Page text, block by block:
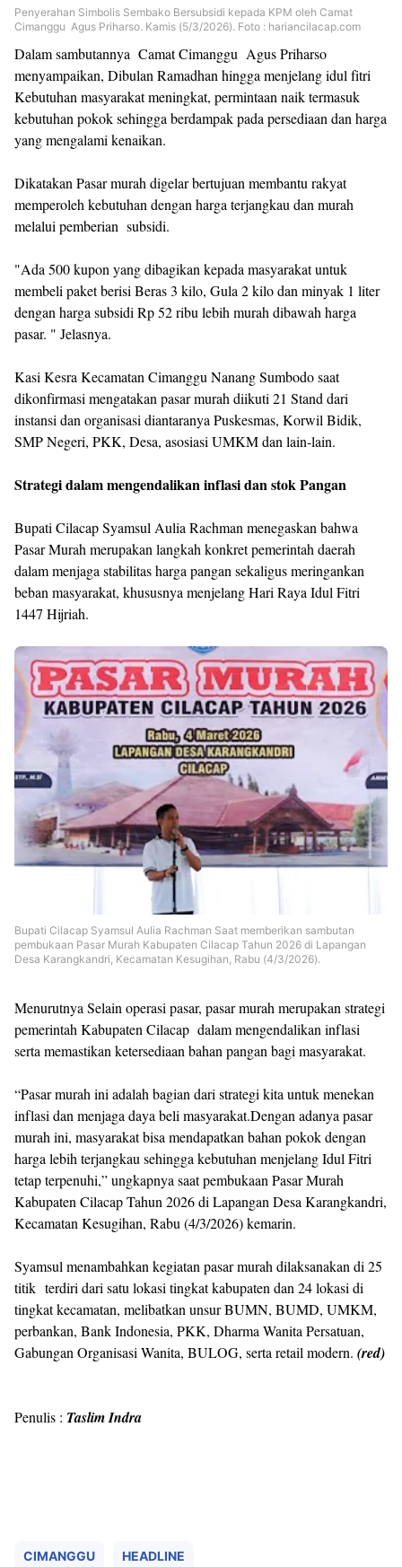
Penyerahan Simbolis Sembako Bersubsidi kepada KPM oleh Camat
Cimanggu Agus Priharso. Kamis (5/3/2026). Foto : hariancilacap.com
Dalam sambutannya Camat Cimanggu Agus Priharso
menyampaikan, Dibulan Ramadhan hingga menjelang idul fitri
Kebutuhan masyarakat meningkat, permintaan naik termasuk
kebutuhan pokok sehingga berdampak pada persediaan dan harga
yang mengalami kenaikan.
Dikatakan Pasar murah digelar bertujuan membantu rakyat
memperoleh kebutuhan dengan harga terjangkau dan murah
melalui pemberian subsidi.
"Ada 500 kupon yang dibagikan kepada masyarakat untuk
membeli paket berisi Beras 3 kilo, Gula 2 kilo dan minyak 1 liter
dengan harga subsidi Rp 52 ribu lebih murah dibawah harga
pasar. " Jelasnya.
Kasi Kesra Kecamatan Cimanggu Nanang Sumbodo saat
dikonfirmasi mengatakan pasar murah diikuti 21 Stand dari
instansi dan organisasi diantaranya Puskesmas, Korwil Bidik,
SMP Negeri, PKK, Desa, asosiasi UMKM dan lain-lain.
Strategi dalam mengendalikan inflasi dan stok Pangan
Bupati Cilacap Syamsul Aulia Rachman menegaskan bahwa
Pasar Murah merupakan langkah konkret pemerintah daerah
dalam menjaga stabilitas harga pangan sekaligus meringankan
beban masyarakat, khususnya menjelang Hari Raya Idul Fitri
1447 Hijriah.
Bupati Cilacap Syamsul Aulia Rachman Saat memberikan sambutan
pembukaan Pasar Murah Kabupaten Cilacap Tahun 2026 di Lapangan
Desa Karangkandri, Kecamatan Kesugihan, Rabu (4/3/2026).
Menurutnya Selain operasi pasar, pasar murah merupakan strategi
pemerintah Kabupaten Cilacap dalam mengendalikan inflasi
serta memastikan ketersediaan bahan pangan bagi masyarakat.
“Pasar murah ini adalah bagian dari strategi kita untuk menekan
inflasi dan menjaga daya beli masyarakat.Dengan adanya pasar
murah ini, masyarakat bisa mendapatkan bahan pokok dengan
harga lebih terjangkau sehingga kebutuhan menjelang Idul Fitri
tetap terpenuhi,” ungkapnya saat pembukaan Pasar Murah
Kabupaten Cilacap Tahun 2026 di Lapangan Desa Karangkandri,
Kecamatan Kesugihan, Rabu (4/3/2026) kemarin.
Syamsul menambahkan kegiatan pasar murah dilaksanakan di 25
titik terdiri dari satu lokasi tingkat kabupaten dan 24 lokasi di
tingkat kecamatan, melibatkan unsur BUMN, BUMD, UMKM,
perbankan, Bank Indonesia, PKK, Dharma Wanita Persatuan,
Gabungan Organisasi Wanita, BULOG, serta retail modern. (red)
Penulis : Taslim Indra
CIMANGGU HEADLINE